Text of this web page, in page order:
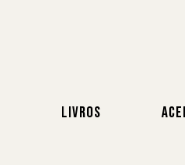
LIVROS